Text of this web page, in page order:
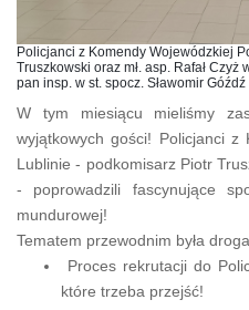
Policjanci z Komendy Wojewódzkiej
Truszkowski oraz mł. asp. Rafał
pan insp. w st. spocz. Sławomir Góźdź
W tym miesiącu mieliśmy
wyjątkowych gości! Policjanci z
Lublinie - podkomisarz Piotr
- poprowadzili fascynujące
mundurowej!
Tematem przewodnim była
Proces rekrutacji do
które trzeba przejść!